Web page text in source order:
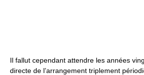
Il fallut cependant attendre les années
directe de l’arrangement triplement